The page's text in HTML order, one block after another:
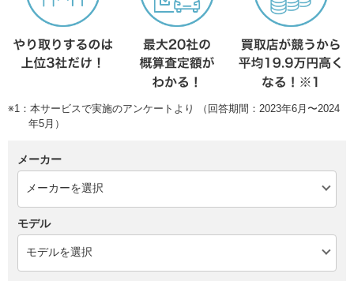
※1：本サービスで実施のアンケートより （回答期間：2023年6月〜2024
年5月）
メーカー
モデル